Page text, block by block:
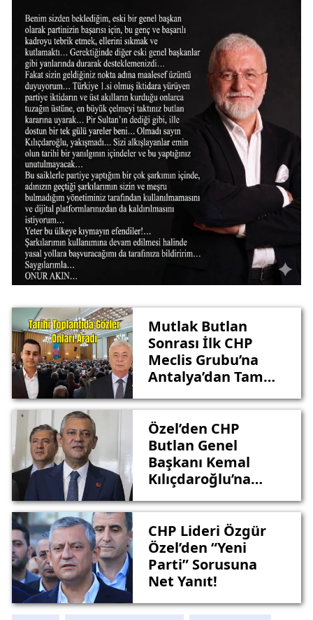
Mutlak Butlan
Sonrası İlk CHP
Meclis Grubu’na
Antalya’dan Tam
Özel’den CHP
Butlan Genel
Başkanı Kemal
Kılıçdaroğlu’na
CHP Lideri Özgür
Özel’den “Yeni
Parti” Sorusuna
Net Yanıt!